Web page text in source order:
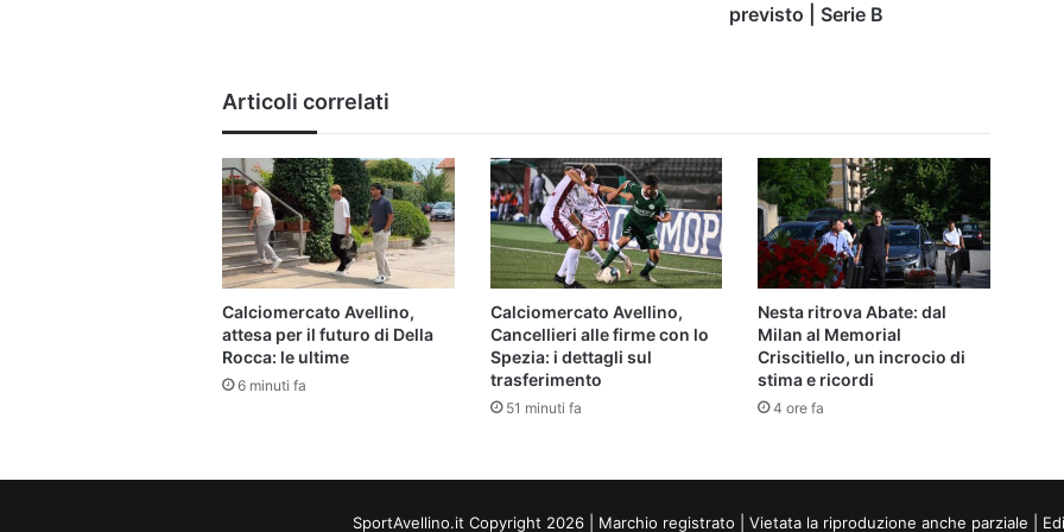
previsto | Serie B
Articoli correlati
Calciomercato Avellino,
attesa per il futuro di Della
Rocca: le ultime
6 minuti fa
Calciomercato Avellino,
Cancellieri alle firme con lo
Spezia: i dettagli sul
trasferimento
51 minuti fa
Nesta ritrova Abate: dal
Milan al Memorial
Criscitiello, un incrocio di
stima e ricordi
4 ore fa
SportAvellino.it Copyright 2026 | Marchio registrato | Vietata la riproduzione anche parziale |